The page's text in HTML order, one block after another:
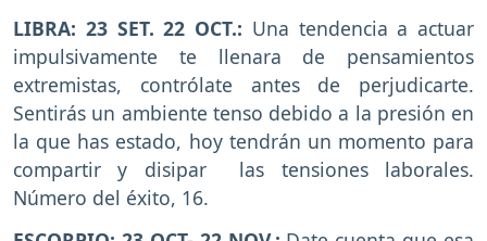
LIBRA: 23 SET. 22 OCT.: Una tendencia a actuar
impulsivamente te llenara de pensamientos
extremistas, contrólate antes de perjudicarte.
Sentirás un ambiente tenso debido a la presión en
la que has estado, hoy tendrán un momento para
compartir y disipar las tensiones laborales.
Número del éxito, 16.